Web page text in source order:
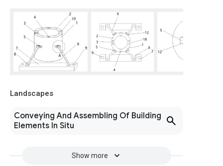
Landscapes
Conveying And Assembling Of Building
Elements In Situ
Show more